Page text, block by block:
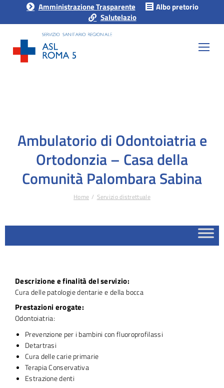
Amministrazione Trasparente
Albo pretorio
Salutelazio
Ambulatorio di Odontoiatria e
Ortodonzia – Casa della
Comunità Palombara Sabina
Home Servizio distrettuale
Descrizione e finalità del servizio:
Cura delle patologie dentarie e della bocca
Prestazioni erogate:
Odontoiatria:
Prevenzione per i bambini con fluoroprofilassi
Detartrasi
Cura delle carie primarie
Terapia Conservativa
Estrazione denti